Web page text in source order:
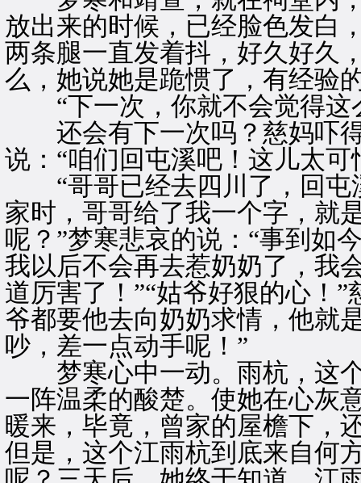
放出来的时候，已经脸色发白
两条腿一直发着抖，好久好久
么，她说她是跪惯了，有经验
“下一次，你就不会觉得这
还会有下一次吗？慈妈吓得
说：“咱们回屯溪吧！这儿太可
“哥哥已经去四川了，回屯
家时，哥哥给了我一个字，就
呢？”梦寒悲哀的说：“事到如
我以后不会再去惹奶奶了，我
道厉害了！”“姑爷好狠的心！
爷都要他去向奶奶求情，他就
吵，差一点动手呢！”
梦寒心中一动。雨杭，这个
一阵温柔的酸楚。使她在心灰
暖来，毕竟，曾家的屋檐下，
但是，这个江雨杭到底来自何